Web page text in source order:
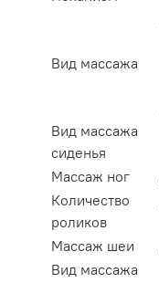
Вид массажа
Вид массажа
сиденья
Массаж ног
Количество
роликов
Массаж шеи
Вид массажа